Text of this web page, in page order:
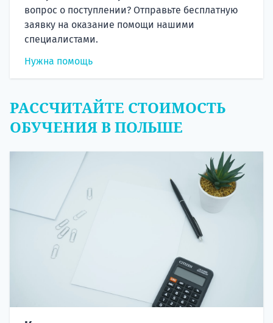
вопрос о поступлении? Отправьте бесплатную
заявку на оказание помощи нашими
специалистами.
Нужна помощь
РАССЧИТАЙТЕ СТОИМОСТЬ
ОБУЧЕНИЯ В ПОЛЬШЕ